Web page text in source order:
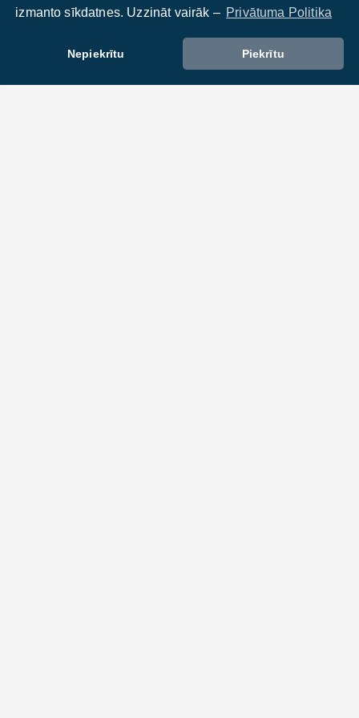
izmanto sīkdatnes. Uzzināt vairāk – Privātuma Politika
Nepiekrītu Piekrītu